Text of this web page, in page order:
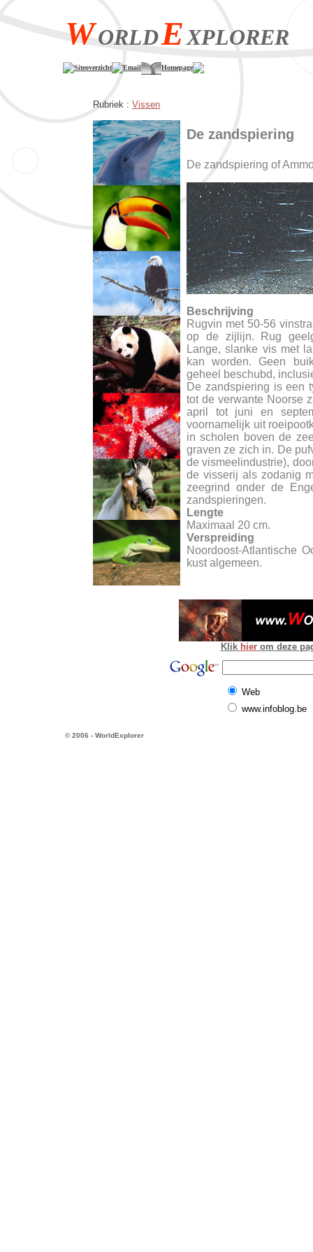
WORLDEXPLORER
Siteoverzicht Email Homepage
Rubriek : Vissen
De zandspiering
De zandspiering of
Beschrijving
Rugvin met 50-56
op de zijlijn. Rug
Lange, slanke vis met
kan worden. Geen
geheel beschubd,
De zandspiering is een
tot de verwante Noorse
april tot juni en
voornamelijk uit
in scholen boven de
graven ze zich in. De
de vismeelindustrie),
de visserij als zodanig
zeegrind onder de
zandspieringen.
Lengte
Maximaal 20 cm.
Verspreiding
Noordoost-Atlantische
kust algemeen.
Klik hier om deze
Web
www.infoblog.be
© 2006 - WorldExplorer